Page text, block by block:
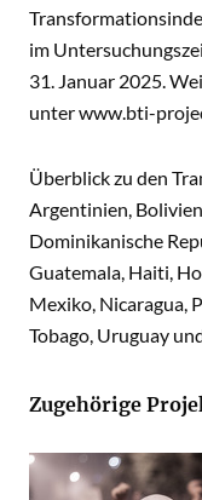
im
31. Januar 2025.
unterwww.bti-
Überblick zu den
Argentinien,
Dominikanische
Guatemala, Haiti,
Mexiko, Nicaragua,
Tobago, Uruguay
Zugehörige